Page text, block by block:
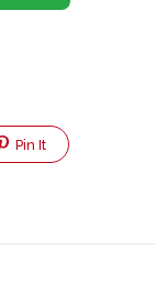
Pin It